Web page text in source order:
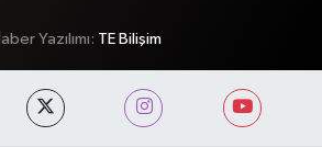
Yazılımı: TE Bilişim